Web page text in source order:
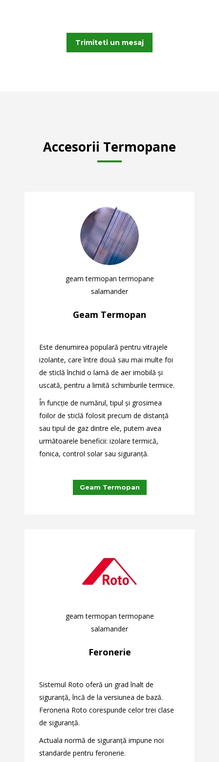
Trimiteti un mesaj
Accesorii Termopane
geam termopan termopane
salamander
Geam Termopan
Este denumirea populară pentru vitrajele
izolante, care între două sau mai multe foi
de sticlă închid o lamă de aer imobilă și
uscată, pentru a limită schimburile termice.
În funcție de numărul, tipul și grosimea
foilor de sticlă folosit precum de distanță
sau tipul de gaz dintre ele, putem avea
următoarele beneficii: izolare termică,
fonica, control solar sau siguranță.
Geam Termopan
geam termopan termopane
salamander
Feronerie
Sistemul Roto oferă un grad înalt de
siguranță, încă de la versiunea de bază.
Feroneria Roto corespunde celor trei clase
de siguranță.
Actuala normă de siguranță impune noi
standarde pentru feronerie.